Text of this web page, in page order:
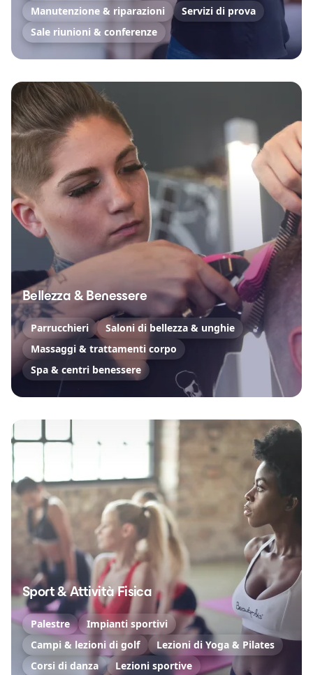
Manutenzione & riparazioni
Servizi di prova
Sale riunioni & conferenze
Bellezza & Benessere
Parrucchieri
Saloni di bellezza & unghie
Massaggi & trattamenti corpo
Spa & centri benessere
Sport & Attività Fisica
Palestre
Impianti sportivi
Campi & lezioni di golf
Lezioni di Yoga & Pilates
Corsi di danza
Lezioni sportive